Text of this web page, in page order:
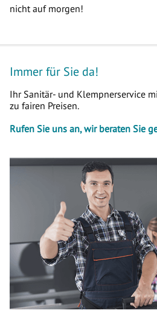
nicht auf morgen!
Immer für Sie da!
Ihr Sanitär- und Klempnerservice
zu fairen Preisen.
Rufen Sie uns an, wir beraten Sie